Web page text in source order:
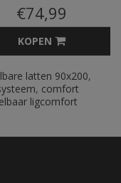
€74,99
KOPEN
latten 90x200,
, comfort
ligcomfort